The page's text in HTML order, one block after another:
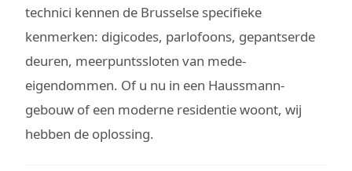
technici kennen de Brusselse specifieke
kenmerken: digicodes, parlofoons, gepantserde
deuren, meerpuntssloten van mede-
eigendommen. Of u nu in een Haussmann-
gebouw of een moderne residentie woont, wij
hebben de oplossing.